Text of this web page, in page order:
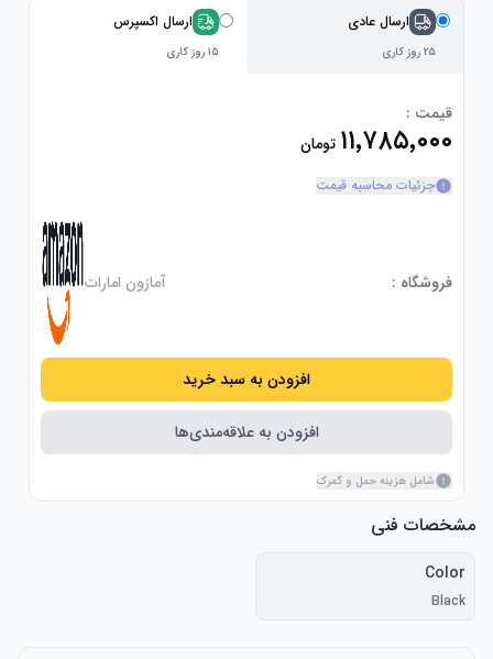
ارسال عادی
۲۵ روز کاری
ارسال اکسپرس
۱۵ روز کاری
قیمت :
۱۱٬۷۸۵٬۰۰۰ تومان
جزئیات محاسبه قیمت
فروشگاه : آمازون امارات
افزودن به سبد خرید
افزودن به علاقه‌مندی‌ها
شامل هزینه حمل و گمرک
مشخصات فنی
Color
Black